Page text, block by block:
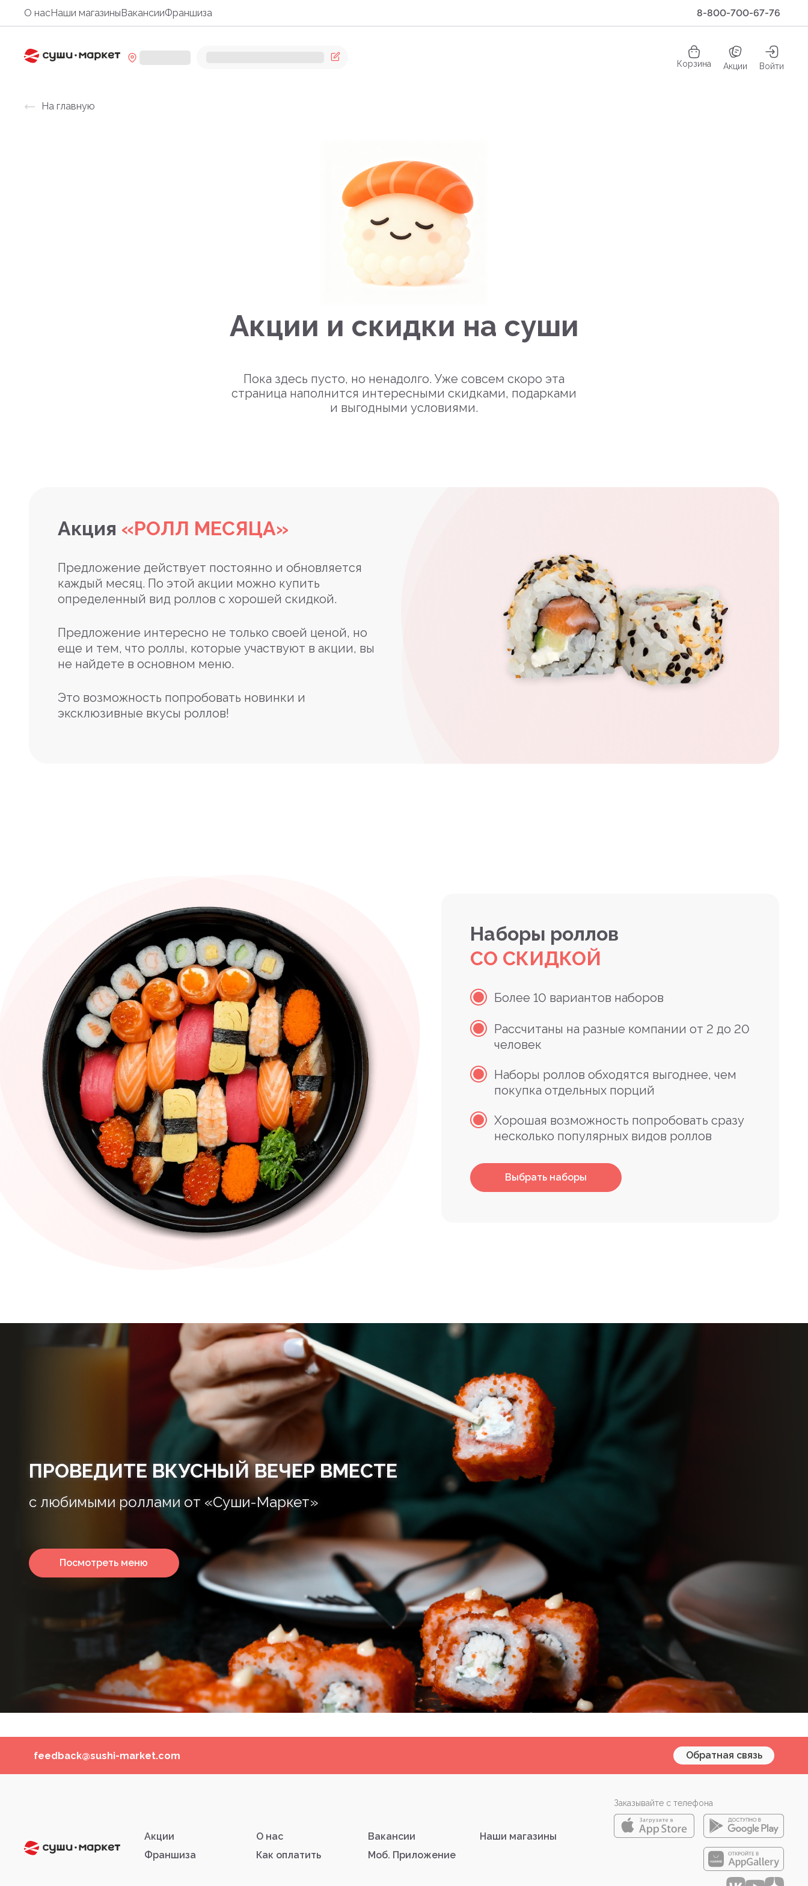
О насНаши магазиныВакансииФраншиза 8-800-700-67-76
Корзина Акции Войти
На главную
Акции и скидки на суши
Пока здесь пусто, но ненадолго. Уже совсем скоро эта
страница наполнится интересными скидками, подарками
и выгодными условиями.
Акция «РОЛЛ МЕСЯЦА»
Предложение действует постоянно и обновляется
каждый месяц. По этой акции можно купить
определенный вид роллов с хорошей скидкой.
Предложение интересно не только своей ценой, но
еще и тем, что роллы, которые участвуют в акции, вы
не найдете в основном меню.
Это возможность попробовать новинки и
эксклюзивные вкусы роллов!
Наборы роллов
СО СКИДКОЙ
Более 10 вариантов наборов
Рассчитаны на разные компании от 2 до 20
человек
Наборы роллов обходятся выгоднее, чем
покупка отдельных порций
Хорошая возможность попробовать сразу
несколько популярных видов роллов
Выбрать наборы
ПРОВЕДИТЕ ВКУСНЫЙ ВЕЧЕР ВМЕСТЕ
с любимыми роллами от «Суши-Маркет»
Посмотреть меню
feedback@sushi-market.com Обратная связь
Акции О нас Вакансии
Наши магазины
Франшиза
Как оплатить Моб. Приложение
Заказывайте с телефона